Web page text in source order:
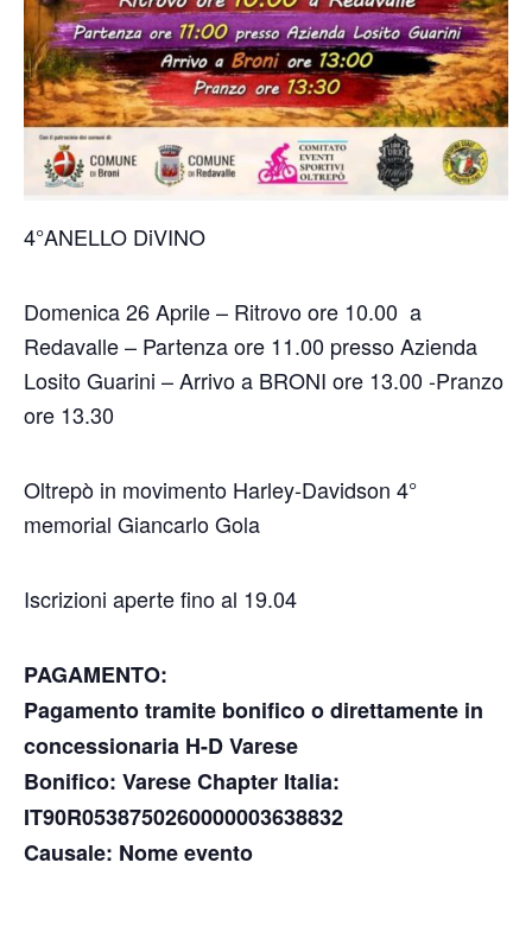
4°ANELLO DiVINO
Domenica 26 Aprile – Ritrovo ore 10.00 a
Redavalle – Partenza ore 11.00 presso Azienda
Losito Guarini – Arrivo a BRONI ore 13.00 -Pranzo
ore 13.30
Oltrepò in movimento Harley-Davidson 4°
memorial Giancarlo Gola
Iscrizioni aperte fino al 19.04
PAGAMENTO:
Pagamento tramite bonifico o direttamente in
concessionaria H-D Varese
Bonifico: Varese Chapter Italia:
IT90R0538750260000003638832
Causale: Nome evento